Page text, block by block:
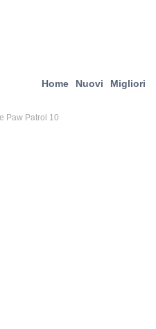
Home Nuovi Migliori
Paw Patrol 10